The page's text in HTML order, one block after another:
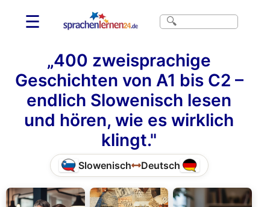
☰
„400 zweisprachige
Geschichten von A1 bis C2 –
endlich Slowenisch lesen
und hören, wie es wirklich
klingt."
Slowenisch Deutsch